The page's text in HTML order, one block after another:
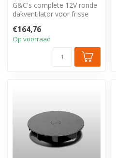
G&C's complete 12V ronde
dakventilator voor frisse
afvoe...
€164,76
Op voorraad